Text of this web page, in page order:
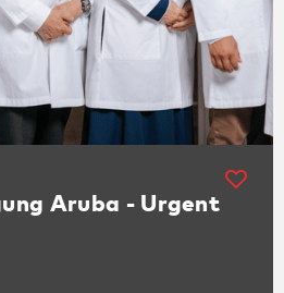
Aruba - Urgent